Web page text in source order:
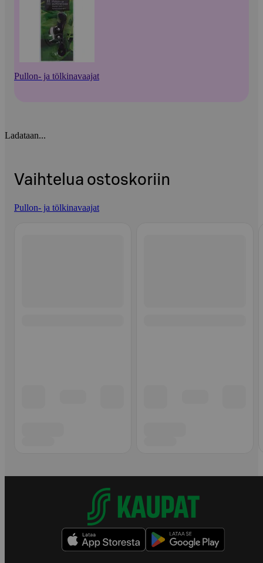
Pullon- ja tölkinavaajat
Ladataan...
Vaihtelua ostoskoriin
Pullon- ja tölkinavaajat